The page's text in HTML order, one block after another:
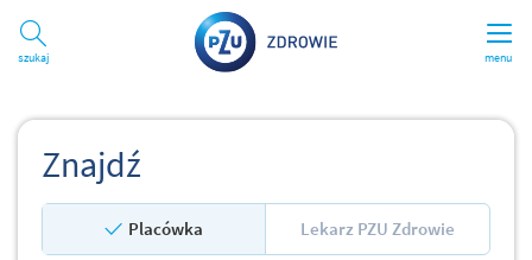
menu
Szukaj
Znajdź
Placówka Lekarz PZU Zdrowie